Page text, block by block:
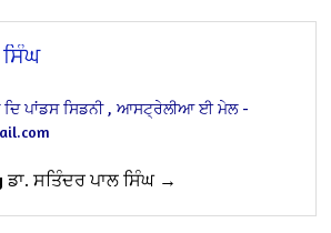
ਸਿੰਘ
ਦਿ ਪਾਂਡਸ ਸਿਡਨੀ , ਆਸਟ੍ਰੇਲੀਆ ਈ ਮੇਲ -
ਡਾ. ਸਤਿੰਦਰ ਪਾਲ ਸਿੰਘ →